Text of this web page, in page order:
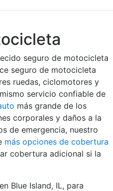
seguro de motocicleta
seguro de motocicleta
ruedas, ciclomotores y
servicio confiable de
más grande de los
corporales y daños a la
de emergencia, nuestro
más opciones de cobertura
cobertura adicional si la
Blue Island, IL, para